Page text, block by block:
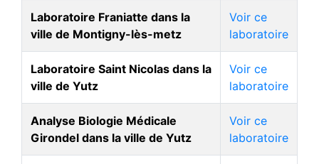
Laboratoire Franiatte dans la
ville de Montigny-lès-metz
Voir ce
laboratoire
Laboratoire Saint Nicolas dans la
ville de Yutz
Voir ce
laboratoire
Analyse Biologie Médicale
Girondel dans la ville de Yutz
Voir ce
laboratoire